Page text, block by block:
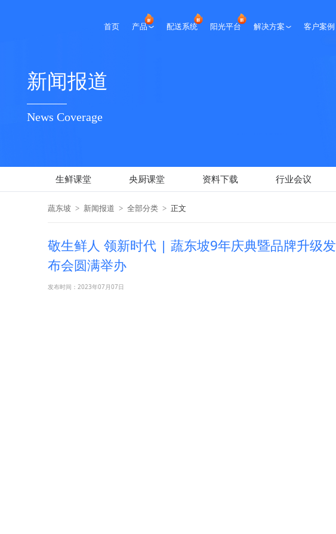
首页 产品 配送系统 阳光平台 解决方案 客户案例
新闻报道
News Coverage
生鲜课堂 央厨课堂 资料下载 行业会议
蔬东坡 > 新闻报道 > 全部分类 > 正文
敬生鲜人 领新时代 | 蔬东坡9年庆典暨品牌升级发
布会圆满举办
发布时间：2023年07月07日